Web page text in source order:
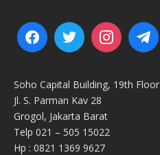
Soho Capital Building, 19th Floor
Jl. S. Parman Kav 28
Grogol, Jakarta Barat
Telp 021 – 505 15022
Hp : 0821 1369 9627